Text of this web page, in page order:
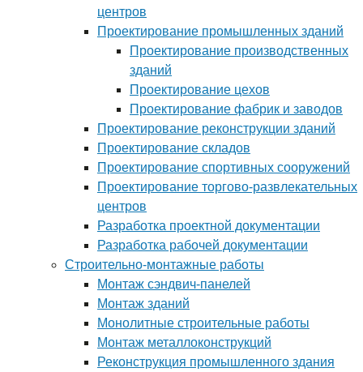
центров
Проектирование промышленных зданий
Проектирование производственных
зданий
Проектирование цехов
Проектирование фабрик и заводов
Проектирование реконструкции зданий
Проектирование складов
Проектирование спортивных сооружений
Проектирование торгово-развлекательных
центров
Разработка проектной документации
Разработка рабочей документации
Строительно-монтажные работы
Монтаж сэндвич-панелей
Монтаж зданий
Монолитные строительные работы
Монтаж металлоконструкций
Реконструкция промышленного здания